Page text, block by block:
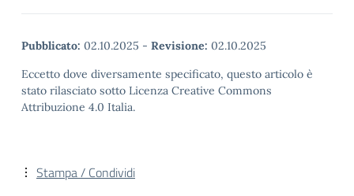
Pubblicato: 02.10.2025 - Revisione: 02.10.2025
Eccetto dove diversamente specificato, questo articolo è
stato rilasciato sotto Licenza Creative Commons
Attribuzione 4.0 Italia.
Stampa / Condividi